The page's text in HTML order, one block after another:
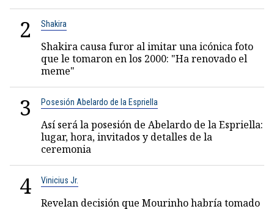
2 Shakira
Shakira causa furor al imitar una icónica foto
que le tomaron en los 2000: "Ha renovado el
meme"
3 Posesión Abelardo de la Espriella
Así será la posesión de Abelardo de la Espriella:
lugar, hora, invitados y detalles de la
ceremonia
4 Vinicius Jr.
Revelan decisión que Mourinho habría tomado